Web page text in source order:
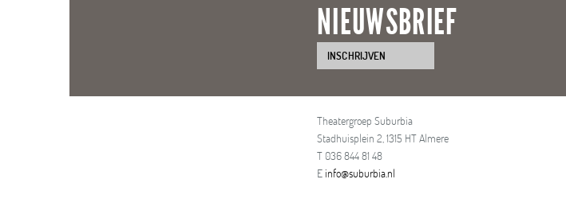
NIEUWSBRIEF
INSCHRIJVEN
Theatergroep Suburbia
Stadhuisplein 2, 1315 HT Almere
T 036 844 81 48
Einfo@suburbia.nl